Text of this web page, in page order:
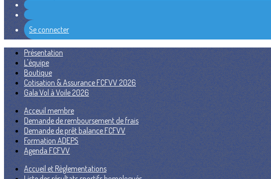
Se connecter
Présentation
L'équipe
Boutique
Cotisation & Assurance FCFVV 2026
Gala Vol à Voile 2026
Acceuil membre
Demande de remboursement de frais
Demande de prêt balance FCFVV
Formation ADEPS
Agenda FCFVV
Accueil et Règlementations